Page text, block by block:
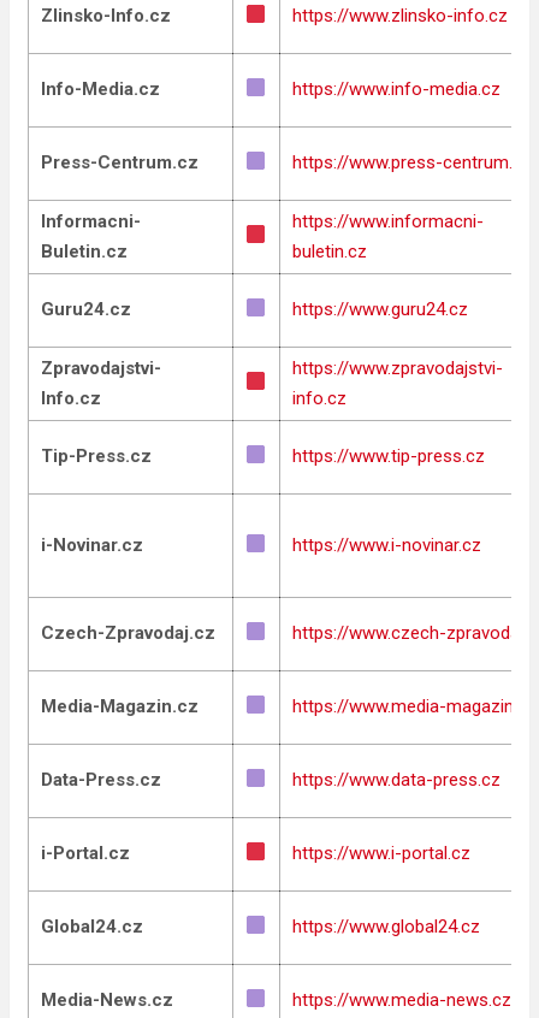
Zlinsko-Info.cz https://www.zlinsko-info.cz
Info-Media.cz https://www.info-media.cz
Press-Centrum.cz https://www.press-centrum.cz
Informacni-
Buletin.cz
https://www.informacni-
buletin.cz
Guru24.cz https://www.guru24.cz
Zpravodajstvi-
Info.cz
https://www.zpravodajstvi-
info.cz
Tip-Press.cz https://www.tip-press.cz
i-Novinar.cz https://www.i-novinar.cz
Czech-Zpravodaj.cz https://www.czech-
Media-Magazin.cz https://www.media-magazin.cz
Data-Press.cz https://www.data-press.cz
i-Portal.cz https://www.i-portal.cz
Global24.cz https://www.global24.cz
Media-News.cz https://www.media-news.cz